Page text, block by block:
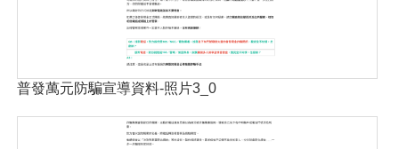
普發萬元防騙宣導資料-照片3_0